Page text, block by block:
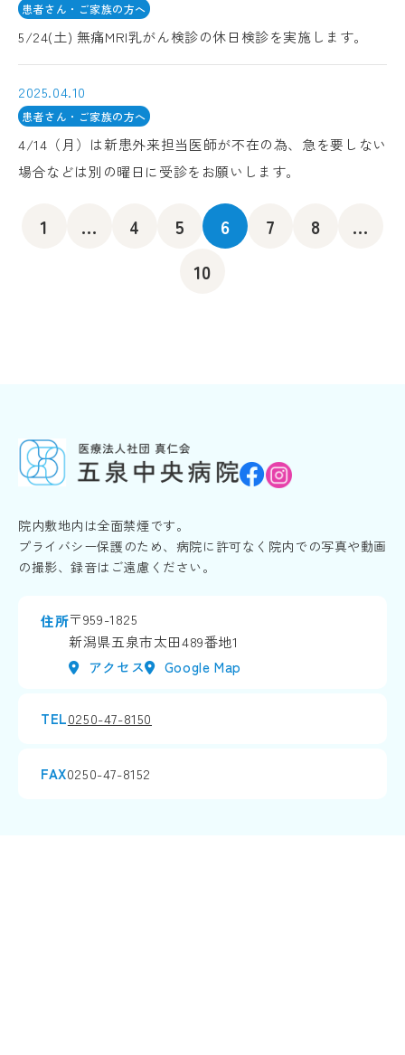
患者さん・ご家族の方へ
5/24(土) 無痛MRI乳がん検診の休日検診を実施します。
2025.04.10
患者さん・ご家族の方へ
4/14（月）は新患外来担当医師が不在の為、急を要しない
場合などは別の曜日に受診をお願いします。
1 ... 4 5 6 7 8
...
10
院内敷地内は全面禁煙です。
プライバシー保護のため、病院に許可なく院内での写真や動画
の撮影、録音はご遠慮ください。
住所〒959-1825
新潟県五泉市太田489番地1
アクセス
Google Map
TEL0250-47-8150
FAX0250-47-8152